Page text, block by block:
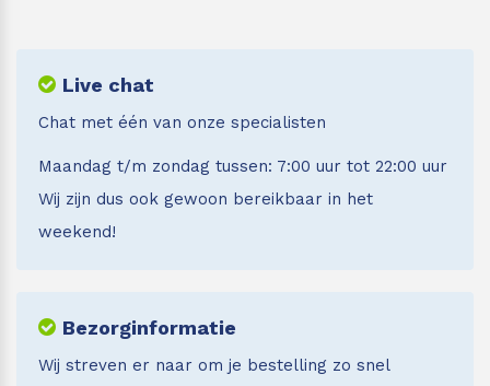
Live chat
Chat met één van onze specialisten
Maandag t/m zondag tussen: 7:00 uur tot 22:00 uur
Wij zijn dus ook gewoon bereikbaar in het
weekend!
Bezorginformatie
Wij streven er naar om je bestelling zo snel